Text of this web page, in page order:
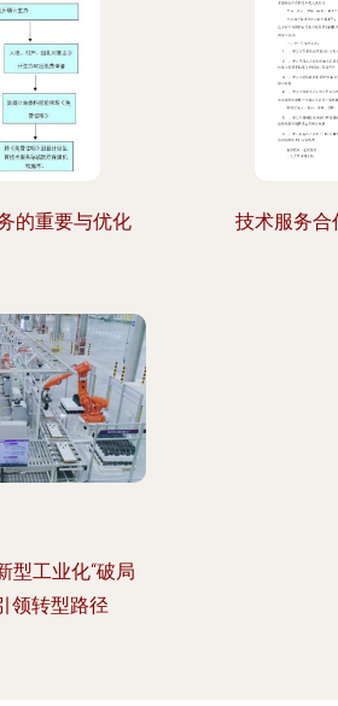
的重要与优化 技术服务合
型工业化“破局
领转型路径